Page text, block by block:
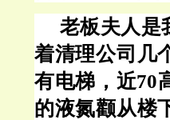
老板夫人是
着清理公司几
有电梯，近70
的液氮颧从楼